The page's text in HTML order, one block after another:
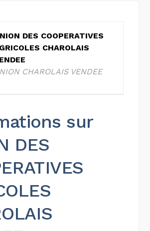
DES COOPERATIVES
CHAROLAIS
CHAROLAIS VENDEE
sur
DES